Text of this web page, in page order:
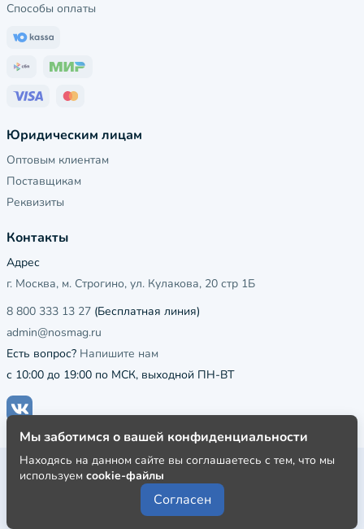
Способы оплаты
Юридическим лицам
Оптовым клиентам
Поставщикам
Реквизиты
Контакты
Адрес
г. Москва, м. Строгино, ул. Кулакова, 20 стр 1Б
8 800 333 13 27 (Бесплатная линия)
admin@nosmag.ru
Есть вопрос? Напишите нам
с 10:00 до 19:00 по МСК, выходной ПН-ВТ
Публичная оферта
Пользовательское соглашение
Политика конфиденциальности
Мы заботимся о вашей конфиденциальности
Находясь на данном сайте вы соглашаетесь с тем, что мы
используем cookie-файлы
Согласен